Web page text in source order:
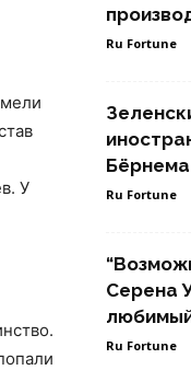
У
Ru Fortune
Бёрнема
Ru Fortune
Серена
Ru Fortune